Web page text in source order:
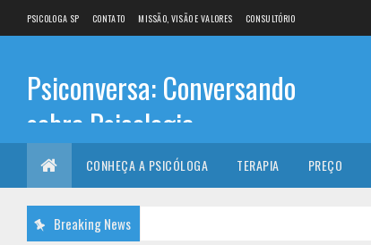
PSICOLOGA SP CONTATO MISSÃO, VISÃO E VALORES CONSULTÓRIO
Psiconversa: Conversando
sobre Psicologia
Informações sobre: Psicóloga, Psicoterapia, terapia de
casal, terapia individual, Psicóloga online e presencial,
CONHEÇA A PSICÓLOGA TERAPIA PREÇO
Breaking News